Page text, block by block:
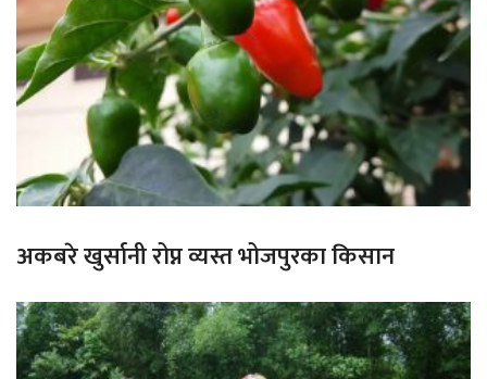
अकबरे खुर्सानी रोप्न व्यस्त भोजपुरका किसान